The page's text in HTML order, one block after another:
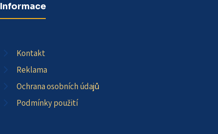
Informace
Kontakt
Reklama
Ochrana osobních údajů
Podmínky použití